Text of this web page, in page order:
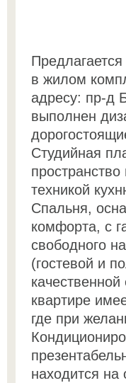
в жилом
адресу: пр-д
выполнен
Студийная
техникой
Спальня,
комфорта, с
свободного
(гостевой и
квартире
где при
находится на